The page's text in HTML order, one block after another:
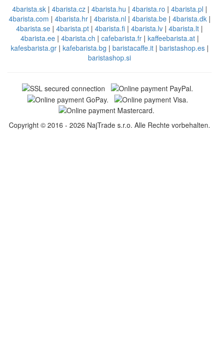
4barista.sk| 4barista.cz| 4barista.hu | 4barista.ro | 4barista.pl |
4barista.com | 4barista.hr| 4barista.nl | 4barista.be| 4barista.dk|
4barista.se | 4barista.pt | 4barista.fi | 4barista.lv | 4barista.lt |
4barista.ee| 4barista.ch | cafebarista.fr| kaffeebarista.at|
kafesbarista.gr| kafebarista.bg | baristacaffe.it| baristashop.es|
baristashop.si
Copyright © 2016 - 2026 NajTrade s.r.o. Alle Rechte vorbehalten.